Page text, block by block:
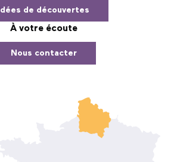
Idées de découvertes
À votre écoute
Nous contacter